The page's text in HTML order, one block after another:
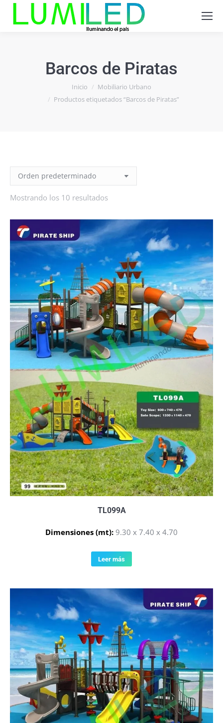
Barcos de Piratas
Inicio
Mobiliario Urbano
Productos etiquetados “Barcos de Piratas”
Mostrando los 10 resultados
TL099A
Dimensiones (mt): 9.30 x 7.40 x 4.70
Leer más